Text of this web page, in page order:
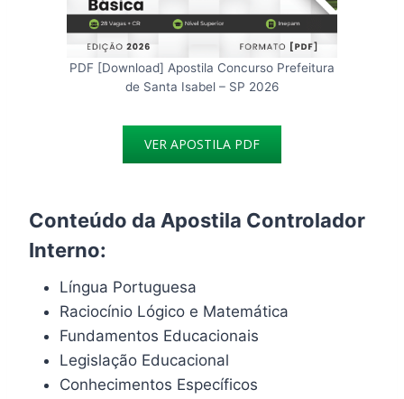
PDF [Download] Apostila Concurso Prefeitura
de Santa Isabel – SP 2026
VER APOSTILA PDF
Conteúdo da Apostila Controlador
Interno:
Língua Portuguesa
Raciocínio Lógico e Matemática
Fundamentos Educacionais
Legislação Educacional
Conhecimentos Específicos